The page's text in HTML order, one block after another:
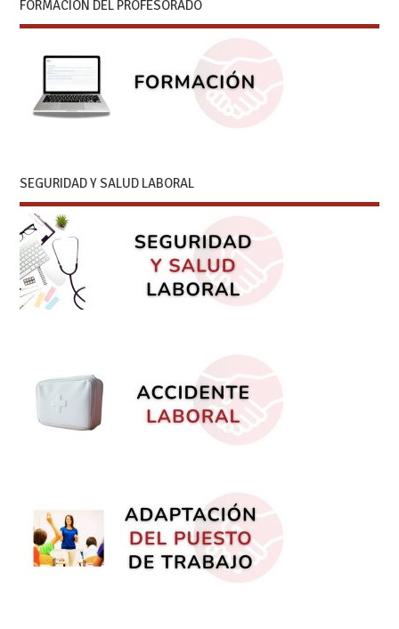
FORMACIÓN DEL PROFESORADO
SEGURIDAD Y SALUD LABORAL